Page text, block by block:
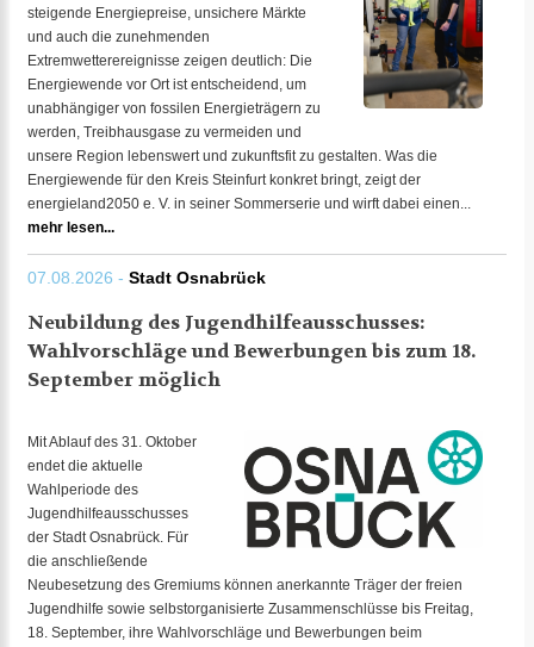
steigende Energiepreise, unsichere Märkte
und auch die zunehmenden
Extremwetterereignisse zeigen deutlich: Die
Energiewende vor Ort ist entscheidend, um
unabhängiger von fossilen Energieträgern zu
werden, Treibhausgase zu vermeiden und
unsere Region lebenswert und zukunftsfit zu gestalten. Was die
Energiewende für den Kreis Steinfurt konkret bringt, zeigt der
energieland2050 e. V. in seiner Sommerserie und wirft dabei einen...
mehr lesen...
07.08.2026 - Stadt Osnabrück
Neubildung des Jugendhilfeausschusses:
Wahlvorschläge und Bewerbungen bis zum 18.
September möglich
Mit Ablauf des 31. Oktober
endet die aktuelle
Wahlperiode des
Jugendhilfeausschusses
der Stadt Osnabrück. Für
die anschließende
Neubesetzung des Gremiums können anerkannte Träger der freien
Jugendhilfe sowie selbstorganisierte Zusammenschlüsse bis Freitag,
18. September, ihre Wahlvorschläge und Bewerbungen beim